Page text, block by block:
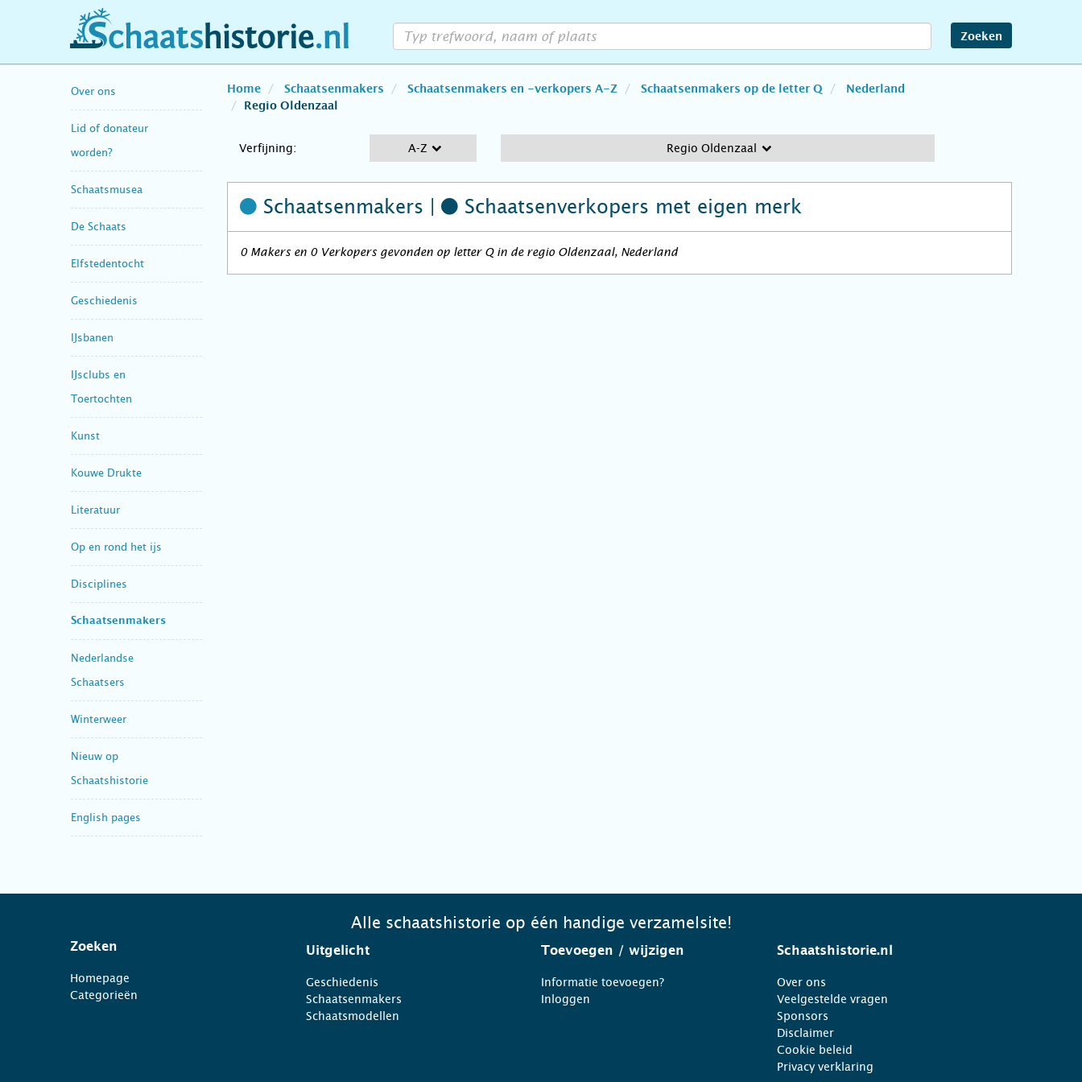
schaatshistorie.nl Zoeken
Over ons
Lid of donateur
worden?
Schaatsmusea
De Schaats
Elfstedentocht
Geschiedenis
IJsbanen
IJsclubs en
Toertochten
Kunst
Kouwe Drukte
Literatuur
Op en rond het ijs
Disciplines
Schaatsenmakers
Nederlandse
Schaatsers
Winterweer
Nieuw op
Schaatshistorie
English pages
Home Schaatsenmakers Schaatsenmakers en -verkopers A-Z Schaatsenmakers op de letter Q
Nederland
Regio Oldenzaal
Verfijning: A-Z Regio Oldenzaal
Schaatsenmakers | Schaatsenverkopers met eigen merk
0 Makers en 0 Verkopers gevonden op letter Q in de regio Oldenzaal, Nederland
Alle schaatshistorie op één handige verzamelsite!
Zoeken
Homepage
Categorieën
Uitgelicht
Geschiedenis
Schaatsenmakers
Schaatsmodellen
Toevoegen / wijzigen
Informatie toevoegen?
Inloggen
Schaatshistorie.nl
Over ons
Veelgestelde vragen
Sponsors
Disclaimer
Cookie beleid
Privacy verklaring